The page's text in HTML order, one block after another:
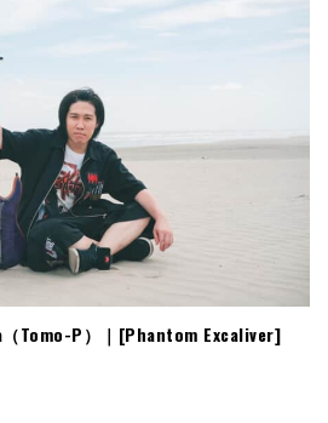
（Tomo-P）｜[Phantom Excaliver]